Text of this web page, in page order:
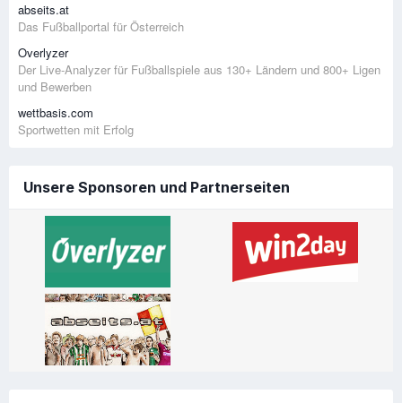
abseits.at
Das Fußballportal für Österreich
Overlyzer
Der Live-Analyzer für Fußballspiele aus 130+ Ländern und 800+ Ligen
und Bewerben
wettbasis.com
Sportwetten mit Erfolg
Unsere Sponsoren und Partnerseiten